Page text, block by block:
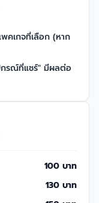
คเกจที่เลือก (หาก
กรณ์ที่แชร์" มีผลต่อ
100 บาท
130 บาท